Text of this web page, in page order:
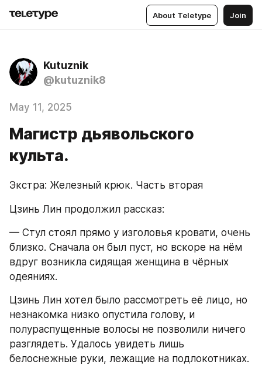
About Teletype Join
Kutuznik
@kutuznik8
May 11, 2025
Магистр дьявольского
культа.
Экстра: Железный крюк. Часть вторая
Цзинь Лин продолжил рассказ:
— Стул стоял прямо у изголовья кровати, очень
близко. Сначала он был пуст, но вскоре на нём
вдруг возникла сидящая женщина в чёрных
одеяниях.
Цзинь Лин хотел было рассмотреть её лицо, но
незнакомка низко опустила голову, и
полураспущенные волосы не позволили ничего
разглядеть. Удалось увидеть лишь
белоснежные руки, лежащие на подлокотниках.